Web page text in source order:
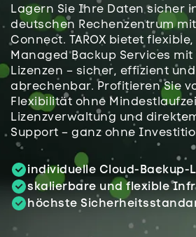
Lagern Sie Ihre Daten sicher
deutschen Rechenzentrum
Connect. TAROX bietet
Managed Backup Services mit
Lizenzen – sicher, effizient
abrechenbar. Profitieren Sie
Flexibilität ohne
Lizenzverwaltung und
Support – ganz ohne
individuelle Cloud-Backup-
skalierbare und flexible
höchste